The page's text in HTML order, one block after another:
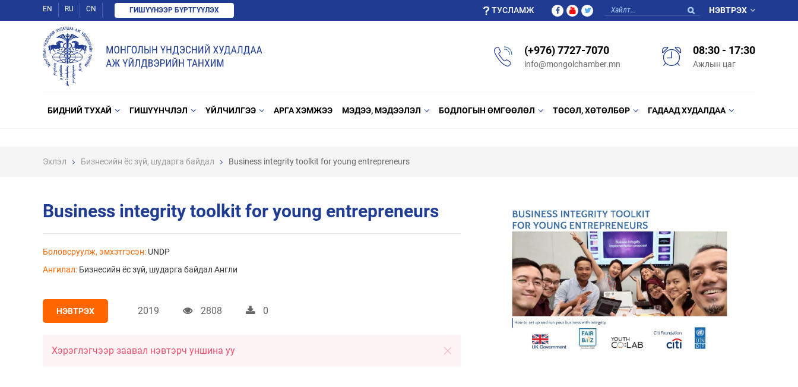
EN RU CN ГИШҮҮНЭЭР БҮРТГҮҮЛЭХ ТУСЛАМЖ НЭВТРЭХ
(+976) 7727-7070
info@mongolchamber.mn
08:30 - 17:30
Ажлын цаг
БИДНИЙ ТУХАЙ ГИШҮҮНЧЛЭЛ ҮЙЛЧИЛГЭЭ АРГА ХЭМЖЭЭ МЭДЭЭ, МЭДЭЭЛЭЛ БОДЛОГЫН ӨМГӨӨЛӨЛ ТӨСӨЛ, ХӨТӨЛБӨР ГАДААД ХУДАЛДАА
Эхлэл Бизнесийн ёс зүй, шударга байдал Business integrity toolkit for young entrepreneurs
Business integrity toolkit for young entrepreneurs
Боловсруулж, эмхэтгэсэн: UNDP
Ангилал: Бизнесийн ёс зүй, шударга байдал Англи
НЭВТРЭХ 2019 2808 0
Хэрэглэгчээр заавал нэвтэрч уншина уу